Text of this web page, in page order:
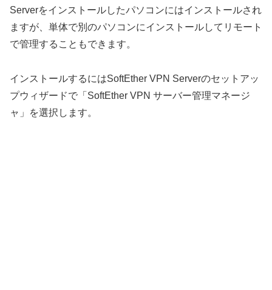
Serverをインストールしたパソコンにはインストールされ
ますが、単体で別のパソコンにインストールしてリモート
で管理することもできます。
インストールするにはSoftEther VPN Serverのセットアッ
プウィザードで「SoftEther VPN サーバー管理マネージ
ャ」を選択します。